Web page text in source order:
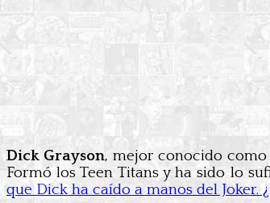
Dick Grayson, mejor conocido como
Formó los Teen Titans y ha sido lo
que Dick ha caído a manos del